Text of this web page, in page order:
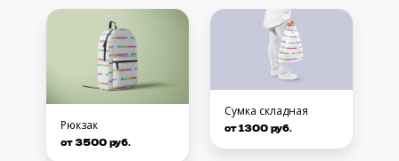
Рюкзак
от 3500 руб.
Сумка складная
от 1300 руб.